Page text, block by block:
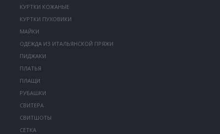
КУРТКИ КОЖАНЫЕ
КУРТКИ ПУХОВИКИ
МАЙКИ
ОДЕЖДА ИЗ ИТАЛЬЯНСКОЙ ПРЯЖИ
ПИДЖАКИ
ПЛАТЬЯ
ПЛАЩИ
РУБАШКИ
СВИТЕРА
СВИТШОТЫ
СЕТКА